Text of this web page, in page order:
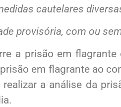
cautelares
provisória, com ou
a prisão em
em flagrante ao
a análise da